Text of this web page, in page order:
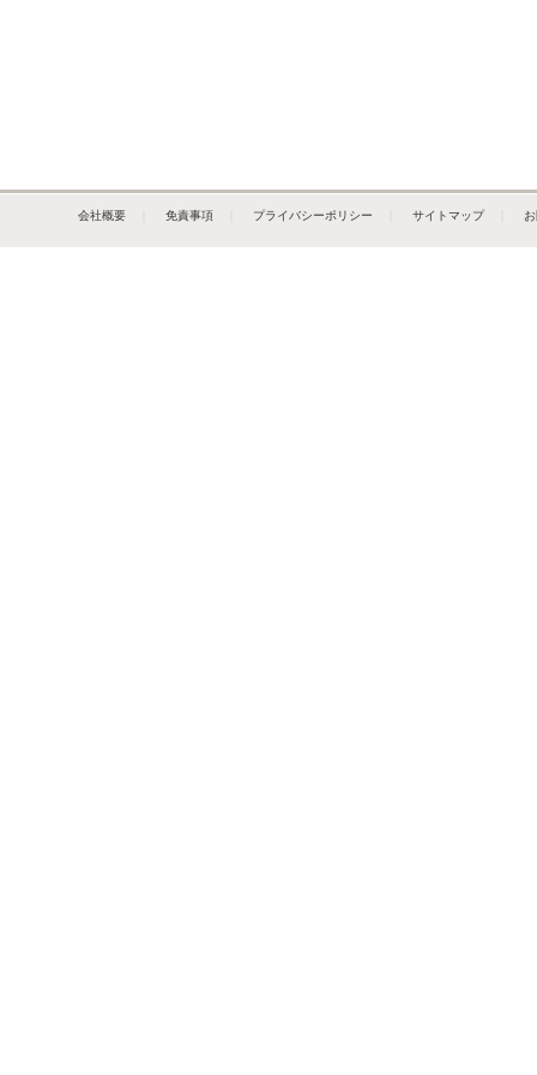
会社概要 免責事項 プライバシーポリシー サイトマップ｜